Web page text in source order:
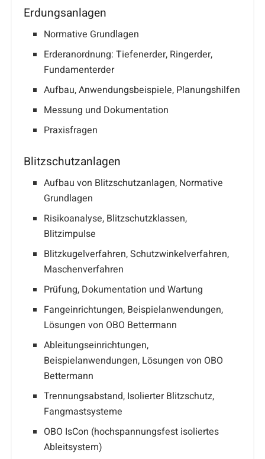
Erdungsanlagen
Normative Grundlagen
Erderanordnung: Tiefenerder, Ringerder,
Fundamenterder
Aufbau, Anwendungsbeispiele, Planungshilfen
Messung und Dokumentation
Praxisfragen
Blitzschutzanlagen
Aufbau von Blitzschutzanlagen, Normative
Grundlagen
Risikoanalyse, Blitzschutzklassen,
Blitzimpulse
Blitzkugelverfahren, Schutzwinkelverfahren,
Maschenverfahren
Prüfung, Dokumentation und Wartung
Fangeinrichtungen, Beispielanwendungen,
Lösungen von OBO Bettermann
Ableitungseinrichtungen,
Beispielanwendungen, Lösungen von OBO
Bettermann
Trennungsabstand, Isolierter Blitzschutz,
Fangmastsysteme
OBO IsCon (hochspannungsfest isoliertes
Ableitsystem)